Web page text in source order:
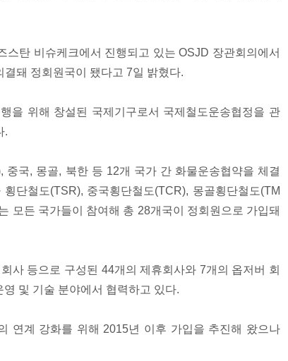
스탄 비슈케크에서 진행되고 있는 OSJD 장관회의에서
돼 정회원국이 됐다고 7일 밝혔다.
을 위해 창설된 국제기구로서 국제철도운송협정을 관
.
중국, 몽골, 북한 등 12개 국가 간 화물운송협약을 체결
단철도(TSR), 중국횡단철도(TCR), 몽골횡단철도(TM
모든 국가들이 참여해 총 28개국이 정회원으로 가입돼
사 등으로 구성된 44개의 제휴회사와 7개의 옵저버 회
및 기술 분야에서 협력하고 있다.
연계 강화를 위해 2015년 이후 가입을 추진해 왔으나